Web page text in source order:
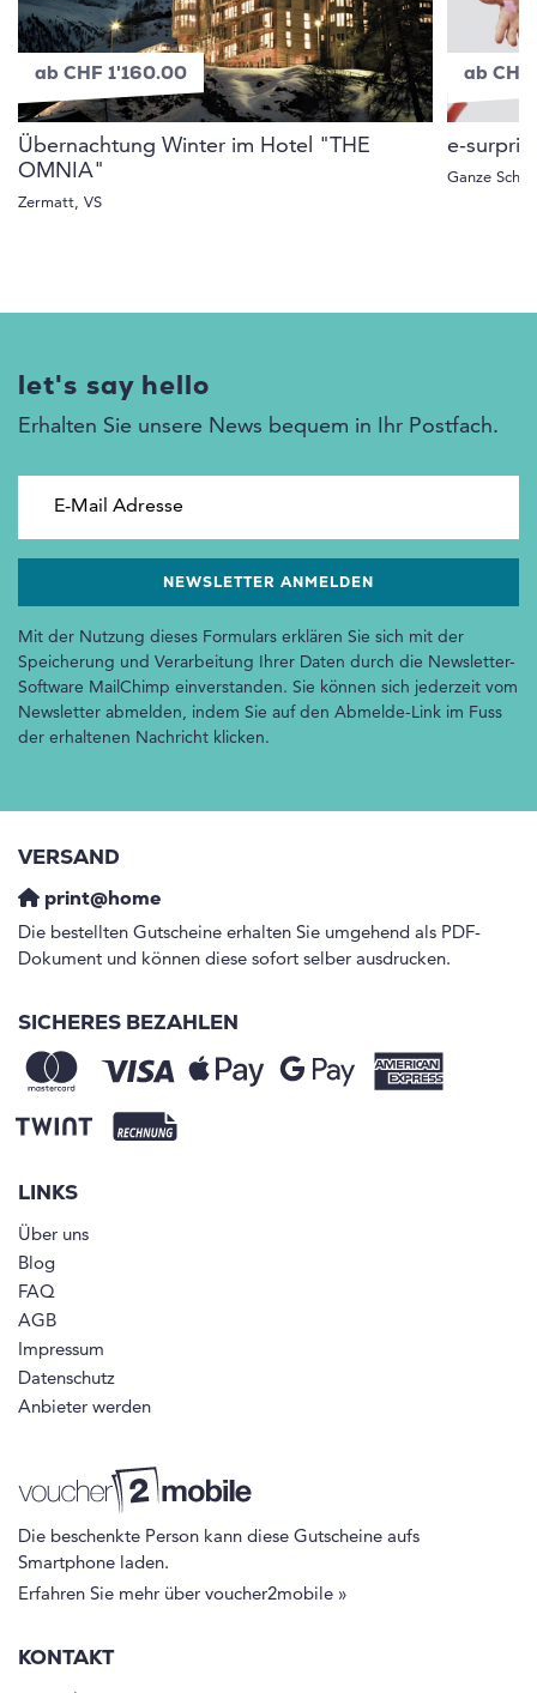
ab CHF 1'160.00
Übernachtung Winter im Hotel "THE
OMNIA"
Zermatt, VS
ab
e-
Ganze
let's say hello
Erhalten Sie unsere News bequem in Ihr Postfach.
Mit der Nutzung dieses Formulars erklären Sie sich mit der
Speicherung und Verarbeitung Ihrer Daten durch die Newsletter-
Software MailChimp einverstanden. Sie können sich jederzeit vom
Newsletter abmelden, indem Sie auf den Abmelde-Link im Fuss
der erhaltenen Nachricht klicken.
VERSAND
print@home
Die bestellten Gutscheine erhalten Sie umgehend als PDF-
Dokument und können diese sofort selber ausdrucken.
SICHERES BEZAHLEN
LINKS
Über uns
Blog
FAQ
AGB
Impressum
Datenschutz
Anbieter werden
Die beschenkte Person kann diese Gutscheine aufs
Smartphone laden.
Erfahren Sie mehr über voucher2mobile »
KONTAKT